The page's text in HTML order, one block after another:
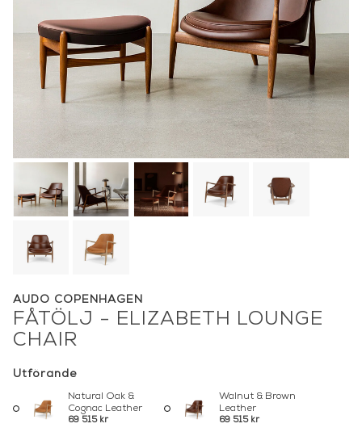
AUDO COPENHAGEN
FÅTÖLJ - ELIZABETH LOUNGE
CHAIR
Utförande
Natural Oak &
Cognac Leather
69 515 kr
Walnut & Brown
Leather
69 515 kr